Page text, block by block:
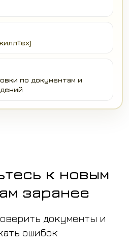
по документам и
к новым
заранее
документы и
ошибок